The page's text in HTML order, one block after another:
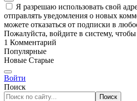
Я разрешаю использовать свой
отправлять уведомления о новых
можете отказаться от подписки в
Пожалуйста, войдите в систему,
1 Комментарий
Популярные
Новые Старые
Войти
Поиск
Поиск